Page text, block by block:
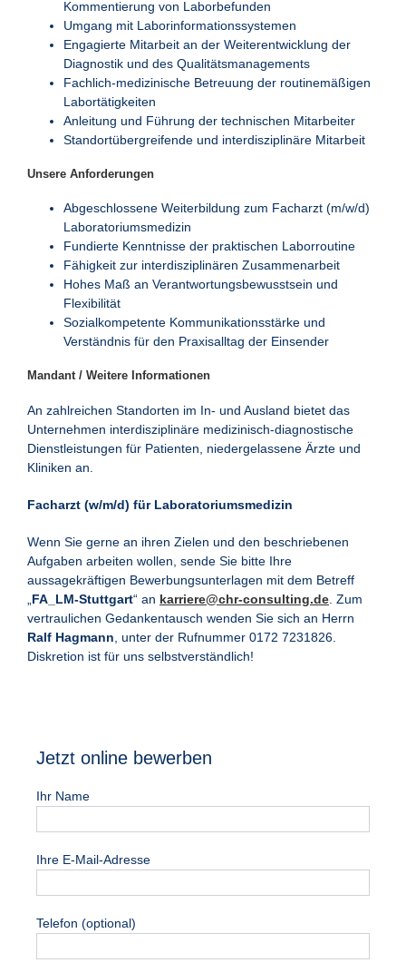
Kommentierung von Laborbefunden
Umgang mit Laborinformationssystemen
Engagierte Mitarbeit an der Weiterentwicklung der
Diagnostik und des Qualitätsmanagements
Fachlich-medizinische Betreuung der routinemäßigen
Labortätigkeiten
Anleitung und Führung der technischen Mitarbeiter
Standortübergreifende und interdisziplinäre Mitarbeit
Unsere Anforderungen
Abgeschlossene Weiterbildung zum Facharzt (m/w/d)
Laboratoriumsmedizin
Fundierte Kenntnisse der praktischen Laborroutine
Fähigkeit zur interdisziplinären Zusammenarbeit
Hohes Maß an Verantwortungsbewusstsein und
Flexibilität
Sozialkompetente Kommunikationsstärke und
Verständnis für den Praxisalltag der Einsender
Mandant / Weitere Informationen
An zahlreichen Standorten im In- und Ausland bietet das
Unternehmen interdisziplinäre medizinisch-diagnostische
Dienstleistungen für Patienten, niedergelassene Ärzte und
Kliniken an.
Facharzt (w/m/d) für Laboratoriumsmedizin
Wenn Sie gerne an ihren Zielen und den beschriebenen
Aufgaben arbeiten wollen, sende Sie bitte Ihre
aussagekräftigen Bewerbungsunterlagen mit dem Betreff
FA_LM-Stuttgart“ an karriere@chr-consulting.de . Zum
vertraulichen Gedankentausch wenden Sie sich an Herrn
Ralf Hagmann , unter der Rufnummer 0172 7231826.
Diskretion ist für uns selbstverständlich!
Jetzt online bewerben
Ihr Name
Ihre E-Mail-Adresse
Telefon (optional)